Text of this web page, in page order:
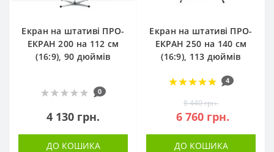
Екран на штативі ПРО-
ЕКРАН 200 на 112 см
(16:9), 90 дюймів
0
4 130 грн.
ДО КОШИКА
Екран на штативі ПРО-
ЕКРАН 250 на 140 см
(16:9), 113 дюймів
4
8 440 грн.
6 760 грн.
ДО КОШИКА